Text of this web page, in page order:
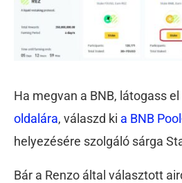
Ha megvan a BNB, látogass el
oldalára, válaszd ki a BNB
helyezésére szolgáló sárga
Bár a Renzo által választott